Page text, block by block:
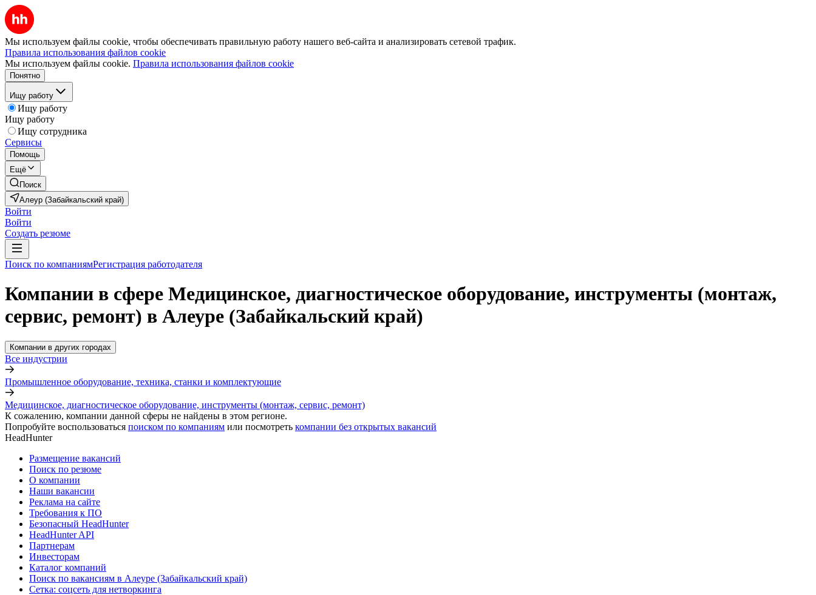
Мы используем файлы cookie, чтобы обеспечивать правильную работу нашего веб-сайта и анализировать сетевой трафик.
Правила использования файлов cookie
Мы используем файлы cookie. Правила использования файлов cookie
Понятно
Ищу работу
Ищу работу
Ищу работу
Ищу сотрудника
Сервисы
Помощь
Ещё
Поиск
Алеур (Забайкальский край)
Войти
Войти
Создать резюме
Поиск по компаниямРегистрация работодателя
Компании в сфере Медицинское, диагностическое оборудование, инструменты (монтаж,
сервис, ремонт) в Алеуре (Забайкальский край)
Компании в других городах
Все индустрии
Промышленное оборудование, техника, станки и комплектующие
Медицинское, диагностическое оборудование, инструменты (монтаж, сервис, ремонт)
К сожалению, компании данной сферы не найдены в этом регионе.
Попробуйте воспользоваться поиском по компаниям или посмотреть компании без открытых вакансий
HeadHunter
Размещение вакансий
Поиск по резюме
О компании
Наши вакансии
Реклама на сайте
Требования к ПО
Безопасный HeadHunter
HeadHunter API
Партнерам
Инвесторам
Каталог компаний
Поиск по вакансиям в Алеуре (Забайкальский край)
Сетка: соцсеть для нетворкинга